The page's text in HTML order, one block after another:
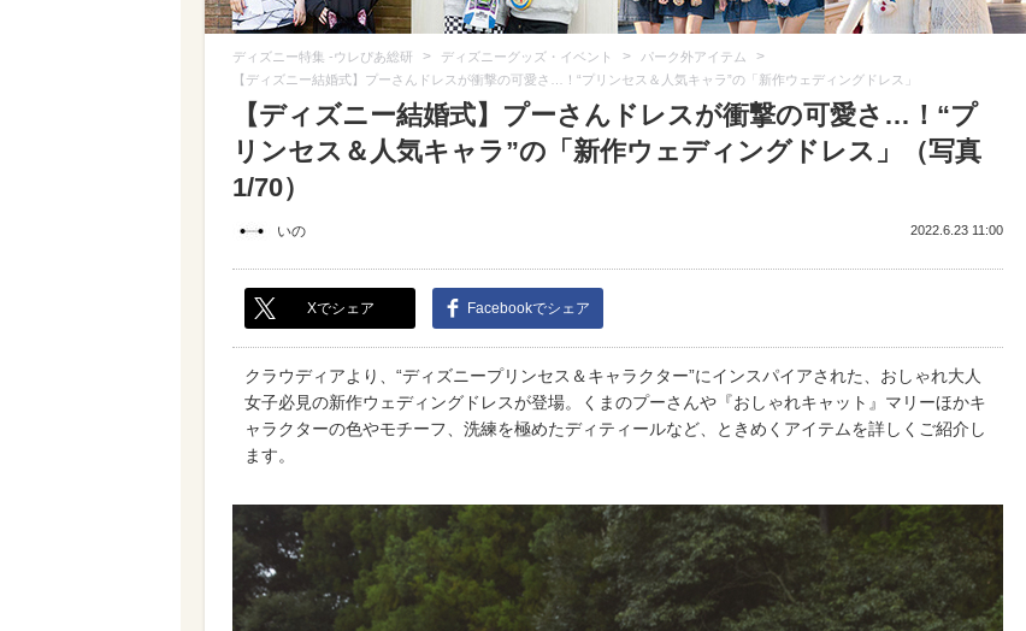
ディズニー特集 -ウレぴあ総研 > ディズニーグッズ・イベント > パーク外アイテム >
【ディズニー結婚式】プーさんドレスが衝撃の可愛さ…！“プリンセス＆人気キャラ”の「新作ウェディングドレス」
【ディズニー結婚式】プーさんドレスが衝撃の可愛さ…！“プ
リンセス＆人気キャラ”の「新作ウェディングドレス」（写真
1/70）
いの 2022.6.23 11:00
Xでシェア Facebookでシェア
クラウディアより、“ディズニープリンセス＆キャラクター”にインスパイアされた、おしゃれ大人
女子必見の新作ウェディングドレスが登場。くまのプーさんや『おしゃれキャット』マリーほかキ
ャラクターの色やモチーフ、洗練を極めたディティールなど、ときめくアイテムを詳しくご紹介し
ます。